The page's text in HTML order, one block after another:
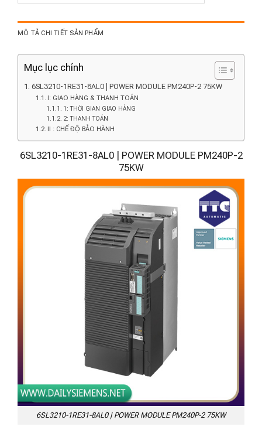
MÔ TẢ CHI TIẾT SẢN PHẨM
Mục lục chính
6SL3210-1RE31-8AL0 | POWER MODULE PM240P-2 75KW
I: GIAO HÀNG & THANH TOÁN
1: THỜI GIAN GIAO HÀNG
2: THANH TOÁN
II : CHẾ ĐỘ BẢO HÀNH
6SL3210-1RE31-8AL0 | POWER MODULE PM240P-2
75KW
6SL3210-1RE31-8AL0 | POWER MODULE PM240P-2 75KW